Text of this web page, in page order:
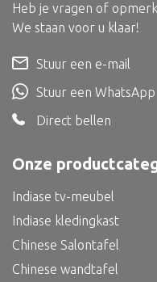
Kussen
Tapijt
Kelim
Alle bouwmateriaal
Bed
Onze
Indiase tv-meubel
Indiase kledingkast
Chinese Salontafel
Chinese wandtafel
Heb je vragen of
We staan voor u klaar!
Stuur een e-mail
Stuur een WhatsApp
Direct bellen